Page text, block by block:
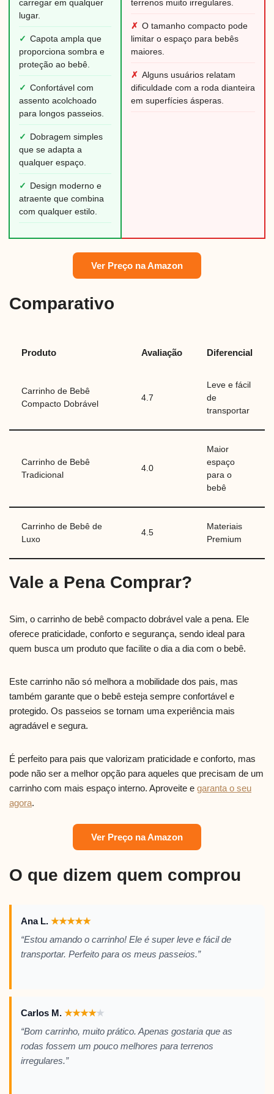
carregar em qualquer
lugar.
✓ Capota ampla que
proporciona sombra e
proteção ao bebê.
✓ Confortável com
assento acolchoado
para longos passeios.
✓ Dobragem simples
que se adapta a
qualquer espaço.
✓ Design moderno e
atraente que combina
com qualquer estilo.
terrenos muito irregulares.
✗ O tamanho compacto pode
limitar o espaço para bebês
maiores.
✗ Alguns usuários relatam
dificuldade com a roda dianteira
em superfícies ásperas.
Ver Preço na Amazon
Comparativo
Produto Avaliação Diferencial
Carrinho de Bebê
Compacto Dobrável
4.7
Leve e fácil
de
transportar
Carrinho de Bebê
Tradicional
4.0
Maior
espaço
para o
bebê
Carrinho de Bebê de
Luxo
4.5
Materiais
Premium
Vale a Pena Comprar?
Sim, o carrinho de bebê compacto dobrável vale a pena. Ele
oferece praticidade, conforto e segurança, sendo ideal para
quem busca um produto que facilite o dia a dia com o bebê.
Este carrinho não só melhora a mobilidade dos pais, mas
também garante que o bebê esteja sempre confortável e
protegido. Os passeios se tornam uma experiência mais
agradável e segura.
É perfeito para pais que valorizam praticidade e conforto, mas
pode não ser a melhor opção para aqueles que precisam de um
carrinho com mais espaço interno. Aproveite e garanta o seu
agora.
Ver Preço na Amazon
O que dizem quem comprou
Ana L. ★★★★★
“Estou amando o carrinho! Ele é super leve e fácil de
transportar. Perfeito para os meus passeios.”
Carlos M. ★★★★★
“Bom carrinho, muito prático. Apenas gostaria que as
rodas fossem um pouco melhores para terrenos
irregulares.”